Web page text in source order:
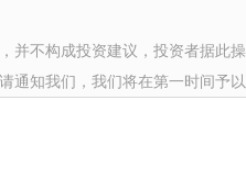
并不构成投资建议，投资者据此操
通知我们，我们将在第一时间予以